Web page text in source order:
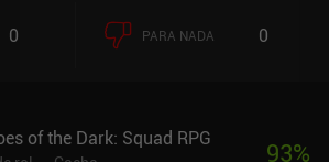
0 PARA NADA 0
of the Dark: Squad RPG 93%